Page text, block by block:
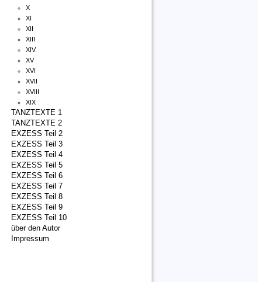
X
XI
XII
XIII
XIV
XV
XVI
XVII
XVIII
XIX
TANZTEXTE 1
TANZTEXTE 2
EXZESS Teil 2
EXZESS Teil 3
EXZESS Teil 4
EXZESS Teil 5
EXZESS Teil 6
EXZESS Teil 7
EXZESS Teil 8
EXZESS Teil 9
EXZESS Teil 10
über den Autor
Impressum